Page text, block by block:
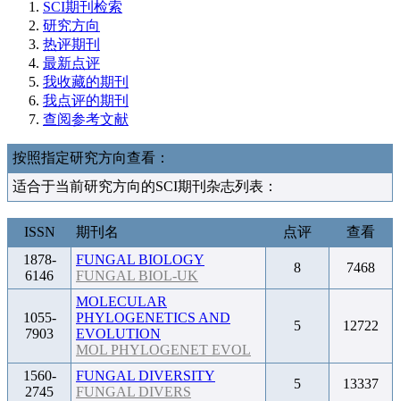
SCI期刊检索
研究方向
热评期刊
最新点评
我收藏的期刊
我点评的期刊
查阅参考文献
按照指定研究方向查看：
适合于当前研究方向的SCI期刊杂志列表：
ISSN 期刊名 点评
查看
1878-
6146
FUNGAL BIOLOGY
FUNGAL BIOL-UK
8 7468
1055-
7903
MOLECULAR
PHYLOGENETICS AND
EVOLUTION
MOL PHYLOGENET EVOL
5 12722
1560-
2745
FUNGAL DIVERSITY
FUNGAL DIVERS
5 13337